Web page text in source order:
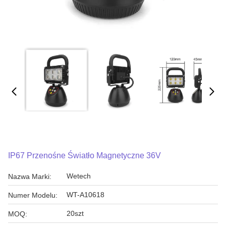
IP67 Przenośne Światło Magnetyczne 36V
Nazwa Marki: Wetech
Numer Modelu: WT-A10618
MOQ: 20szt